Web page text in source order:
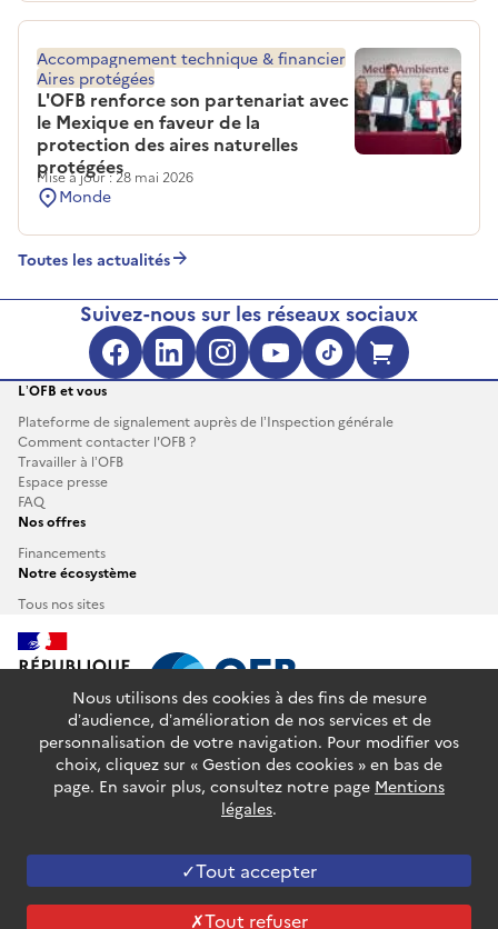
L'OFB renforce son partenariat avec
le Mexique en faveur de la
protection des aires naturelles
protégées
Accompagnement technique & financier
Aires protégées
Mise à jour : 28 mai 2026
Monde
Toutes les actualités
Suivez-nous sur les réseaux sociaux
Facebook (s'ouvre dans une
LinkedIn (s'ouvre dans
Instagram (s'ouvre
YouTube
TikTok
L’OFB et vous
Plateforme de signalement auprès de l’Inspection générale
Comment contacter l'OFB ?
Travailler à l’OFB
Espace presse
FAQ
Nos offres
Financements
Notre écosystème
Tous nos sites
info.gouv.fr service-public.fr
legifrance.gouv.fr
data.gouv.fr
Mentions légales Données personnelles Gestion des cookies
Sauf mention contraire, tous les contenus de ce site sont sous
Nous utilisons des cookies à des fins de mesure
d’audience, d’amélioration de nos services et de
personnalisation de votre navigation. Pour modifier vos
choix, cliquez sur « Gestion des cookies » en bas de
page. En savoir plus, consultez notre page Mentions
légales.
Tout accepter
Tout refuser